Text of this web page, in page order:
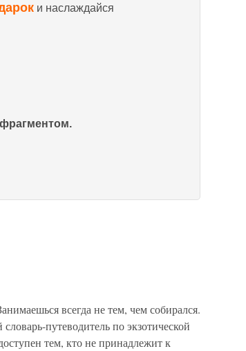
и наслаждайся
всегда не тем, чем собирался.
путеводитель по экзотической
тем, кто не принадлежит к